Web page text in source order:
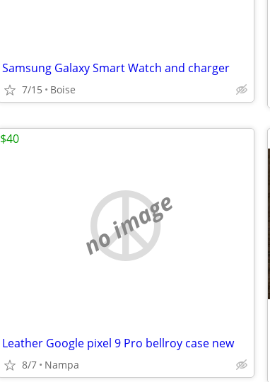
Samsung Galaxy Smart Watch and charger
7/15 Boise
no image
Leather Google pixel 9 Pro bellroy case new
8/7 Nampa
$40